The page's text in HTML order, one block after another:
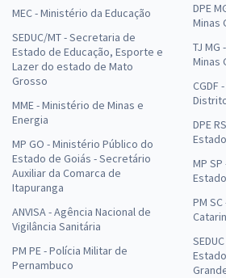
MEC - Ministério da Educação
SEDUC/MT - Secretaria de
Estado de Educação, Esporte e
Lazer do estado de Mato
Grosso
MME - Ministério de Minas e
Energia
MP GO - Ministério Público do
Estado de Goiás - Secretário
Auxiliar da Comarca de
Itapuranga
ANVISA - Agência Nacional de
Vigilância Sanitária
PM PE - Polícia Militar de
Pernambuco
DPE
Minas
TJ
Minas
CGDF
DPE
MP
PM